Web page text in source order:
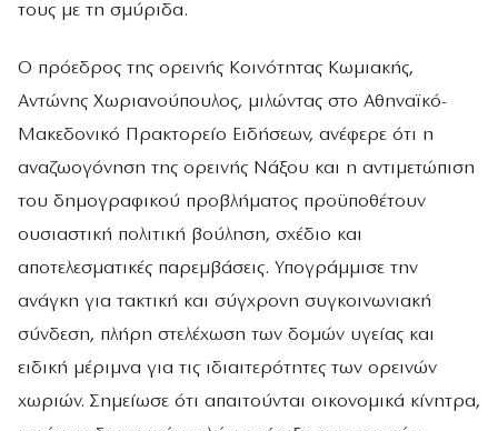
τους με τη σμύριδα.
Ο πρόεδρος της ορεινής Κοινότητας Κωμιακής,
Αντώνης Χωριανούπουλος, μιλώντας στο Αθηναϊκό-
Μακεδονικό Πρακτορείο Ειδήσεων, ανέφερε ότι η
αναζωογόνηση της ορεινής Νάξου και η αντιμετώπιση
του δημογραφικού προβλήματος προϋποθέτουν
ουσιαστική πολιτική βούληση, σχέδιο και
αποτελεσματικές παρεμβάσεις. Υπογράμμισε την
ανάγκη για τακτική και σύγχρονη συγκοινωνιακή
σύνδεση, πλήρη στελέχωση των δομών υγείας και
ειδική μέριμνα για τις ιδιαιτερότητες των ορεινών
χωριών. Σημείωσε ότι απαιτούνται οικονομικά κίνητρα,